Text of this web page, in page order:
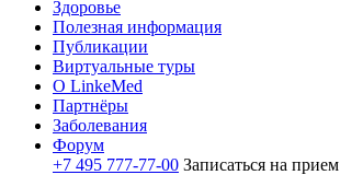
Здоровье
Полезная информация
Публикации
Виртуальные туры
О LinkeMed
Партнёры
Заболевания
Форум
+7 495 777-77-00 Записаться на прием